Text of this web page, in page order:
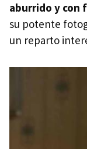
aburrido y con
su potente
un reparto